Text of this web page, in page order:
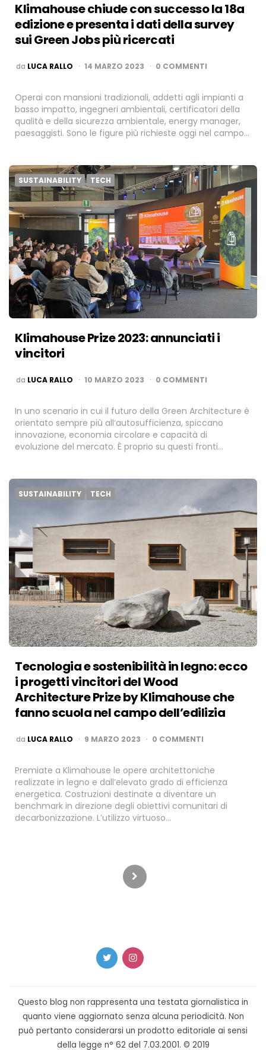
Klimahouse chiude con successo la 18a
edizione e presenta i dati della survey
sui Green Jobs più ricercati
PUBBLICATO
da LUCA RALLO 14 MARZO 2023 0 COMMENTI
Operai con mansioni tradizionali, addetti agli impianti a
basso impatto, ingegneri ambientali, certificatori della
qualità e della sicurezza ambientale, energy manager,
paesaggisti. Sono le figure più richieste oggi nel campo…
SUSTAINABILITY TECH
Klimahouse Prize 2023: annunciati i
vincitori
PUBBLICATO
da LUCA RALLO 10 MARZO 2023 0 COMMENTI
In uno scenario in cui il futuro della Green Architecture è
orientato sempre più all‘autosufficienza, spiccano
innovazione, economia circolare e capacità di
evoluzione del mercato. È proprio su questi fronti…
SUSTAINABILITY TECH
Tecnologia e sostenibilità in legno: ecco
i progetti vincitori del Wood
Architecture Prize by Klimahouse che
fanno scuola nel campo dell’edilizia
PUBBLICATO
da LUCA RALLO 9 MARZO 2023 0 COMMENTI
Premiate a Klimahouse le opere architettoniche
realizzate in legno e dall’elevato grado di efficienza
energetica. Costruzioni destinate a diventare un
benchmark in direzione degli obiettivi comunitari di
decarbonizzazione. L’utilizzo virtuoso…
Questo blog non rappresenta una testata giornalistica in
quanto viene aggiornato senza alcuna periodicità. Non
può pertanto considerarsi un prodotto editoriale ai sensi
della legge n° 62 del 7.03.2001. © 2019